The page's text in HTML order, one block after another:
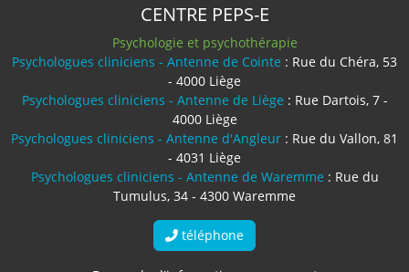
CENTRE PEPS-E
Psychologie et psychothérapie
Psychologues cliniciens - Antenne de Cointe : Rue du Chéra, 53
- 4000 Liège
Psychologues cliniciens - Antenne de Liège : Rue Dartois, 7 -
4000 Liège
Psychologues cliniciens - Antenne d'Angleur : Rue du Vallon, 81
- 4031 Liège
Psychologues cliniciens - Antenne de Waremme : Rue du
Tumulus, 34 - 4300 Waremme
téléphone